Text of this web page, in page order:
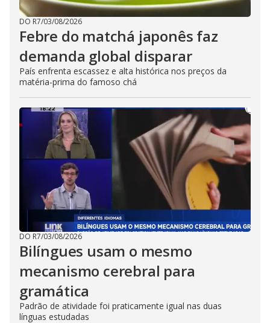
DO R7/03/08/2026
Febre do matchá japonês faz
demanda global disparar
País enfrenta escassez e alta histórica nos preços da
matéria-prima do famoso chá
DO R7/03/08/2026
Bilíngues usam o mesmo
mecanismo cerebral para
gramática
Padrão de atividade foi praticamente igual nas duas
línguas estudadas